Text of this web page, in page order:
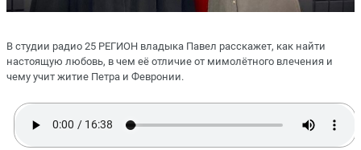
В студии радио 25 РЕГИОН владыка Павел расскажет, как найти
настоящую любовь, в чем её отличие от мимолётного влечения и
чему учит житие Петра и Февронии.